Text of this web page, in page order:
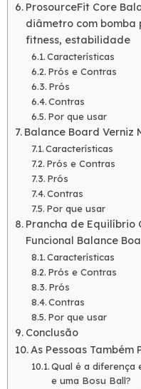
ProsourceFit Core
diâmetro com bomba
fitness, estabilidade
Características
Prós e Contras
Prós
Contras
Por que usar
Balance Board Verniz
Características
Prós e Contras
Prós
Contras
Por que usar
Prancha de Equilíbrio
Funcional Balance
Características
Prós e Contras
Prós
Contras
Por que usar
Conclusão
As Pessoas Também
Qual é a diferença
e uma Bosu Ball?